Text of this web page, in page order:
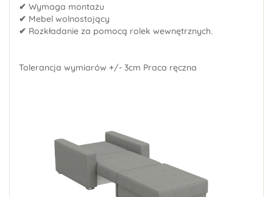
✔ Wymaga montażu
✔ Mebel wolnostojący
✔ Rozkładanie za pomocą rolek wewnętrznych.
Tolerancja wymiarów +/- 3cm Praca ręczna